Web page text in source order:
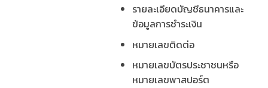
รายละเอียดบัญชีธนาคารและ
ข้อมูลการชำระเงิน
หมายเลขติดต่อ
หมายเลขบัตรประชาชนหรือ
หมายเลขพาสปอร์ต